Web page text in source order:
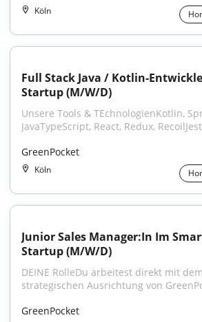
Köln
Full Stack Java / Kotlin-
Startup (M/W/D)
Unsere Tools & TEchnologienKotlin,
JavaTypeScript, React, Redux,
GreenPocket
Köln
Junior Sales Manager:In Im
Startup (M/W/D)
DEINE RolleDu arbeitest direkt mit
strategischen Ausrichtung von
GreenPocket